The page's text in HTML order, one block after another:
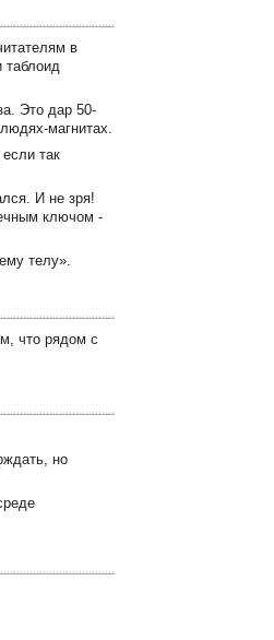
в
таблоид
Это дар 50-
магнитах.
так
И не зря!
ключом -
телу».
что рядом с
но